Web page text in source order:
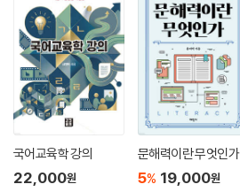
국어교육학 강의
22,000원
문해력이란 무엇인가
5% 19,000원